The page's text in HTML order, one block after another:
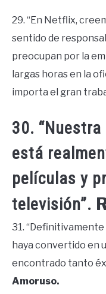
29. “En Netflix,
sentido de
preocupan por la
largas horas en la
importa el gran
30.
está
películas y
televisión”.
31. “Definitivamente
haya convertido en
encontrado tanto
Amoruso.